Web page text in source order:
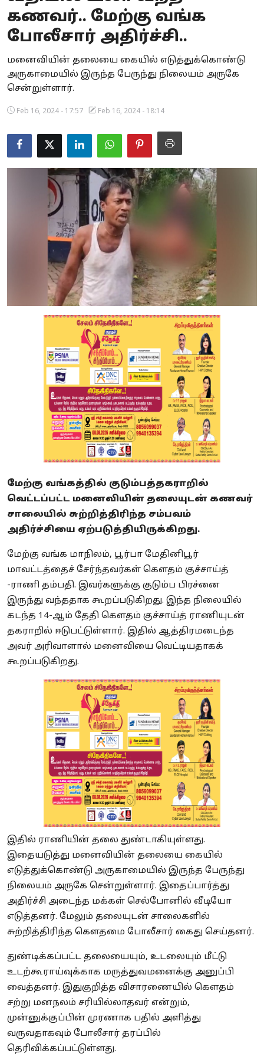
Business
Crime
Tamilnadu
National
Astrology
Spirituality
கணவர்.. மேற்கு வங்க
போலீசார் அதிர்ச்சி..
மனைவியின் தலையை கையில் எடுத்துக்கொண்டு
அருகாமையில் இருந்த பேருந்து நிலையம் அருகே
சென்றுள்ளார்.
Feb 16, 2024 - 17:57 Feb 16, 2024 - 18:14
மேற்கு வங்கத்தில் குடும்பத்தகராறில்
வெட்டப்பட்ட மனைவியின் தலையுடன் கணவர்
சாலையில் சுற்றித்திரிந்த சம்பவம்
அதிர்ச்சியை ஏற்படுத்தியிருக்கிறது.
மேற்கு வங்க மாநிலம், பூர்பா மேதினிபூர்
மாவட்டத்தைச் சேர்ந்தவர்கள் கெளதம் குச்சாய்த்
-ராணி தம்பதி. இவர்களுக்கு குடும்ப பிரச்னை
இருந்து வந்ததாக கூறப்படுகிறது. இந்த நிலையில்
கடந்த 14-ஆம் தேதி கெளதம் குச்சாய்த் ராணியுடன்
தகராறில் ஈடுபட்டுள்ளார். இதில் ஆத்திரமடைந்த
அவர் அரிவாளால் மனைவியை வெட்டியதாகக்
கூறப்படுகிறது.
இதில் ராணியின் தலை துண்டாகியுள்ளது.
இதையடுத்து மனைவியின் தலையை கையில்
எடுத்துக்கொண்டு அருகாமையில் இருந்த பேருந்து
நிலையம் அருகே சென்றுள்ளார். இதைப்பார்த்து
அதிர்ச்சி அடைந்த மக்கள் செல்போனில் வீடியோ
எடுத்தனர். மேலும் தலையுடன் சாலைகளில்
சுற்றித்திரிந்த கெளதமை போலீசார் கைது செய்தனர்.
துண்டிக்கப்பட்ட தலையையும், உடலையும் மீட்டு
உடற்கூராய்வுக்காக மருத்துவமனைக்கு அனுப்பி
வைத்தனர். இதுகுறித்த விசாரணையில் கெளதம்
சற்று மனநலம் சரியில்லாதவர் என்றும்,
முன்னுக்குப்பின் முரணாக பதில் அளித்து
வருவதாகவும் போலீசார் தரப்பில்
தெரிவிக்கப்பட்டுள்ளது.